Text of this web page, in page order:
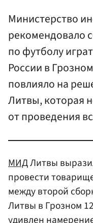
Министерство
рекомендовало
по футболу
России в
повлияло на
Литвы, которая
от проведения
МИДЛитвы
провести
между второй
Литвы в Грозном
удивлен